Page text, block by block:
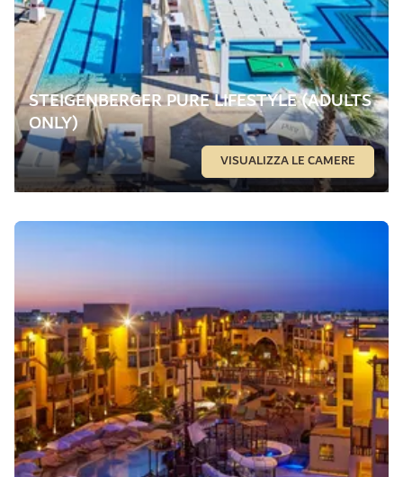
STEIGENBERGER PURE LIFESTYLE (ADULTS
ONLY)
VISUALIZZA LE CAMERE